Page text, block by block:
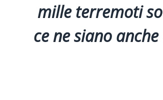
mille terremoti
ce ne siano